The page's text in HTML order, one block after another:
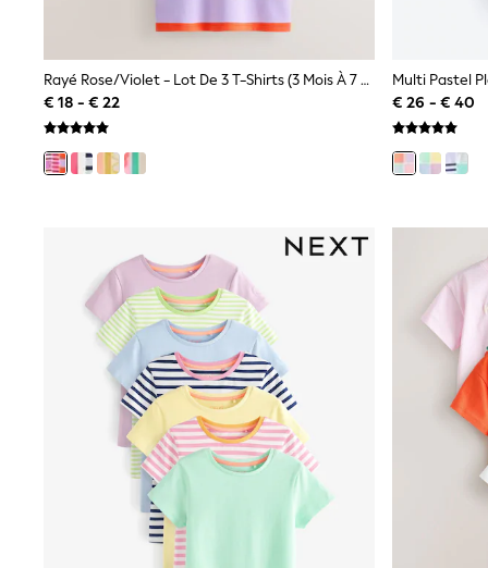
Polo Shirts
Sandals & Sliders
Shirts
Shorts
Sunglasses
Sunsafe Swimwear
Swimshorts
Beach Dresses & Kaftans
Dresses
Sun Hats & Caps
Jumpsuits & Playsuits
Rash Vests
Sandals & Sliders
Shorts
Skirts
Sunglasses
Sunsafe Swimwear
Tops & T-Shirts
Baby Holiday Shop
Baby Travel Accessories
All Accessories
Beach Bags
Rayé Rose/violet - Lot De 3 T-Shirts (3 Mois À 7 Ans)
€ 18 - € 22
Multi Pastel
€ 26 - € 40